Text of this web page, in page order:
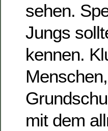
sehen.
Jungs
kennen.
mit dem